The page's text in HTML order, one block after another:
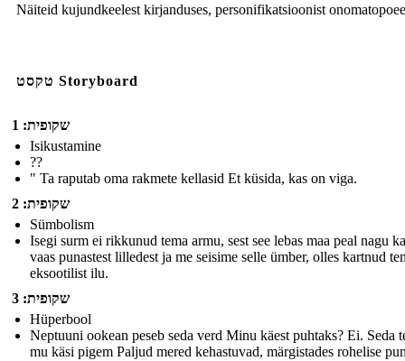
Näiteid kujundkeelest kirjanduses, personifikatsioonist
טקסט Storyboard
שקופית: 1
Isikustamine
??
" Ta raputab oma rakmete kellasid Et küsida, kas on viga.
שקופית: 2
Sümbolism
Isegi surm ei rikkunud tema armu, sest see lebas maa peal nagu
vaas punastest lilledest ja me seisime selle ümber, olles kartnud
eksootilist ilu.
שקופית: 3
Hüperbool
Neptuuni ookean peseb seda verd Minu käest puhtaks? Ei. Seda
mu käsi pigem Paljud mered kehastuvad, märgistades rohelise